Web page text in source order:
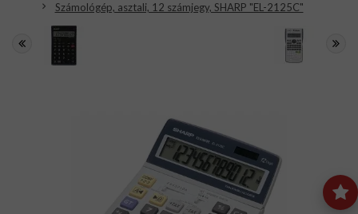
Számológép, asztali, 12 számjegy, SHARP "EL-2125C"